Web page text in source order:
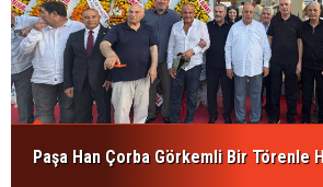
Paşa Han Çorba Görkemli Bir Törenle